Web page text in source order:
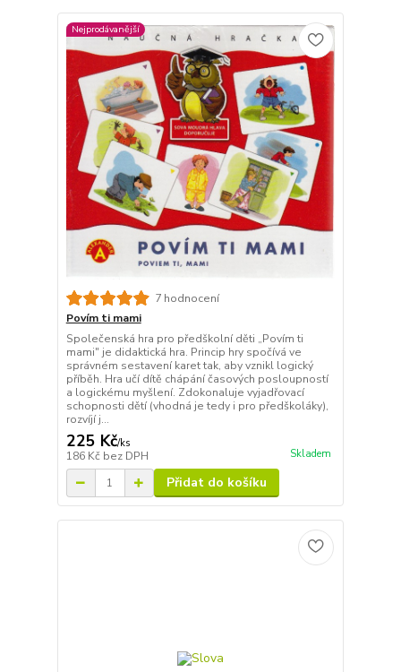
Nejprodávanější
7 hodnocení
Povím ti mami
Společenská hra pro předškolní děti „Povím ti
mami" je didaktická hra. Princip hry spočívá ve
správném sestavení karet tak, aby vznikl logický
příběh. Hra učí dítě chápání časových posloupností
a logickému myšlení. Zdokonaluje vyjadřovací
schopnosti dětí (vhodná je tedy i pro předškoláky),
rozvíjí j...
225 Kč/ks
186 Kč bez DPH Skladem
Přidat do košíku